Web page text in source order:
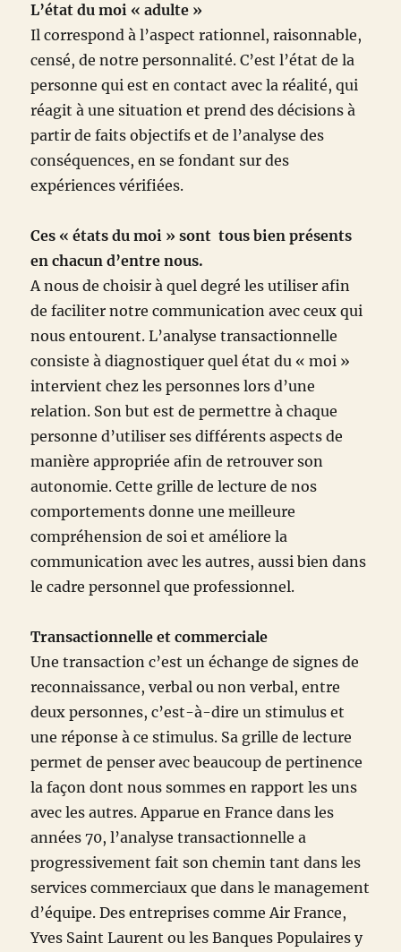
L’état du moi « adulte »
Il correspond à l’aspect rationnel, raisonnable,
censé, de notre personnalité. C’est l’état de la
personne qui est en contact avec la réalité, qui
réagit à une situation et prend des décisions à
partir de faits objectifs et de l’analyse des
conséquences, en se fondant sur des
expériences vérifiées.
Ces « états du moi » sont tous bien présents
en chacun d’entre nous.
A nous de choisir à quel degré les utiliser afin
de faciliter notre communication avec ceux qui
nous entourent. L’analyse transactionnelle
consiste à diagnostiquer quel état du « moi »
intervient chez les personnes lors d’une
relation. Son but est de permettre à chaque
personne d’utiliser ses différents aspects de
manière appropriée afin de retrouver son
autonomie. Cette grille de lecture de nos
comportements donne une meilleure
compréhension de soi et améliore la
communication avec les autres, aussi bien dans
le cadre personnel que professionnel.
Transactionnelle et commerciale
Une transaction c’est un échange de signes de
reconnaissance, verbal ou non verbal, entre
deux personnes, c’est-à-dire un stimulus et
une réponse à ce stimulus. Sa grille de lecture
permet de penser avec beaucoup de pertinence
la façon dont nous sommes en rapport les uns
avec les autres. Apparue en France dans les
années 70, l’analyse transactionnelle a
progressivement fait son chemin tant dans les
services commerciaux que dans le management
d’équipe. Des entreprises comme Air France,
Yves Saint Laurent ou les Banques Populaires y